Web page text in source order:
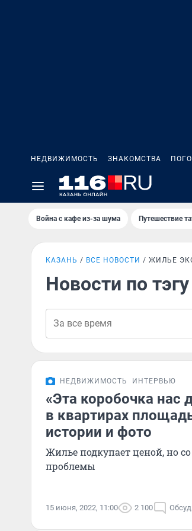
НЕДВИЖИМОСТЬ ЗНАКОМСТВА
Война с кафе из-за шума Путешествие
КАЗАНЬ ВСЕ НОВОСТИ ЖИЛЬЕ
Новости по
НЕДВИЖИМОСТЬ ИНТЕРВЬЮ
«Эта коробочка нас
в квартирах
истории и фото
Жилье подкупает ценой, но
проблемы
15 июня, 2022, 11:00 2 100